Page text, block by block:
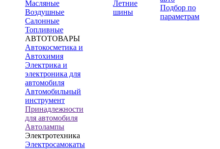
Масляные
Воздушные
Салонные
Топливные
АВТОТОВАРЫ
Автокосметика и
Автохимия
Электрика и
электроника для
автомобиля
Автомобильный
инструмент
Принадлежности
для автомобиля
Автолампы
Электротехника
Электросамокаты
Летние
шины
Подбор по
параметрам